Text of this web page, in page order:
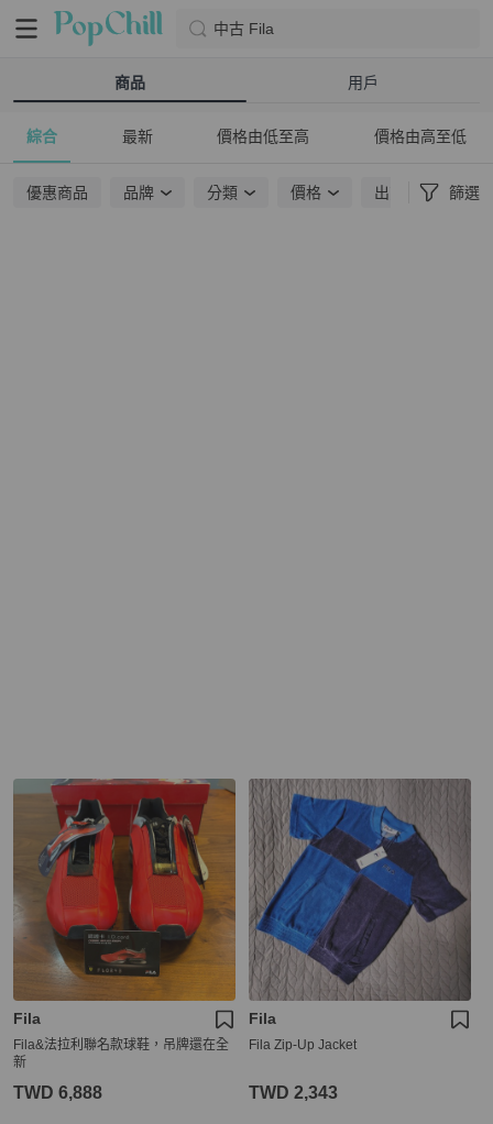
中古 Fila
商品 用戶
綜合 最新 價格由低至高 價格由高至低
優惠商品 品牌 分類 價格 出貨地點 篩選
Fila
Fila&法拉利聯名款球鞋，吊牌還在全
新
TWD 6,888
Fila
Fila Zip-Up Jacket
TWD 2,343